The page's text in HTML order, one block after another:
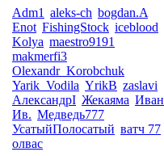
Adm1 aleks-ch bogdan.A
Enot FishingStock iceblood
Kolya maestro9191
makmerfi3
Olexandr_Korobchuk
Yarik_Vodila YrikB zaslavi
АлександрI Жекаяма Иван
Ив. Медведь777
УсатыйПолосатый ватч 77
олвас